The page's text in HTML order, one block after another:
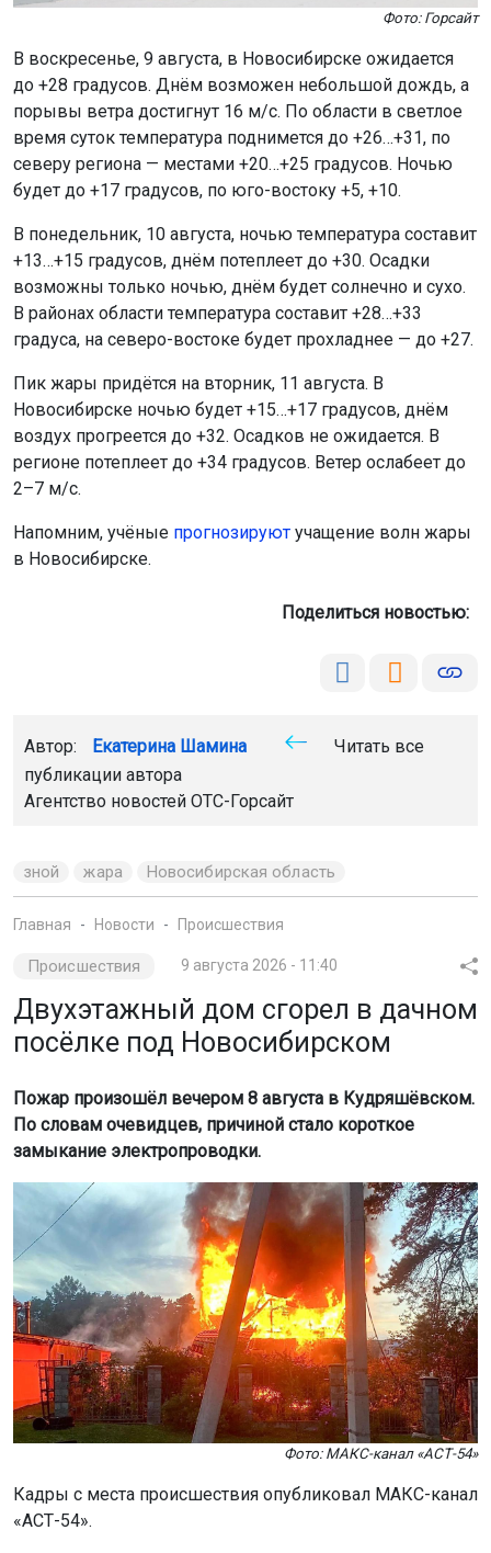
Фото: Горсайт
В воскресенье, 9 августа, в Новосибирске ожидается
до +28 градусов. Днём возможен небольшой дождь, а
порывы ветра достигнут 16 м/с. По области в светлое
время суток температура поднимется до +26…+31, по
северу региона — местами +20…+25 градусов. Ночью
будет до +17 градусов, по юго-востоку +5, +10.
В понедельник, 10 августа, ночью температура составит
+13…+15 градусов, днём потеплеет до +30. Осадки
возможны только ночью, днём будет солнечно и сухо.
В районах области температура составит +28…+33
градуса, на северо-востоке будет прохладнее — до +27.
Пик жары придётся на вторник, 11 августа. В
Новосибирске ночью будет +15…+17 градусов, днём
воздух прогреется до +32. Осадков не ожидается. В
регионе потеплеет до +34 градусов. Ветер ослабеет до
2–7 м/с.
Напомним, учёные прогнозируют учащение волн жары
в Новосибирске.
Поделиться новостью:
Автор: Екатерина Шамина
Читать все
публикации автора
Агентство новостей ОТС-Горсайт
зной жара Новосибирская область
Главная Новости Происшествия
Происшествия 9 августа 2026 - 11:40
Двухэтажный дом сгорел в дачном
посёлке под Новосибирском
Пожар произошёл вечером 8 августа в Кудряшёвском.
По словам очевидцев, причиной стало короткое
замыкание электропроводки.
Фото: МАКС-канал «АСТ-54»
Кадры с места происшествия опубликовал МАКС-канал
«АСТ-54».